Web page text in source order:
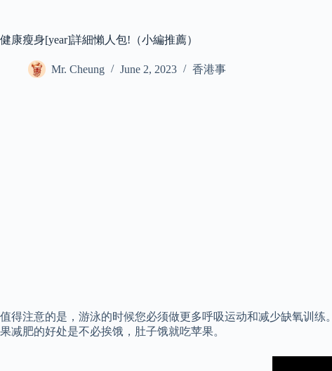
健康瘦身[year]詳細懶人包!（小編推薦）
Mr. Cheung June 2, 2023 香港事
值得注意的是，游泳的时候您必须做更多呼吸运动和减少缺氧训
果减肥的好处是不必挨饿，肚子饿就吃苹果。